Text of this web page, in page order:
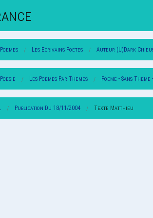
Ance
Les Ecrivains Poetes Auteur (U)Dark
Les Poemes Par Themes Poeme - Sans Theme -
Publication Du 18/11/2004 Texte Matthieu